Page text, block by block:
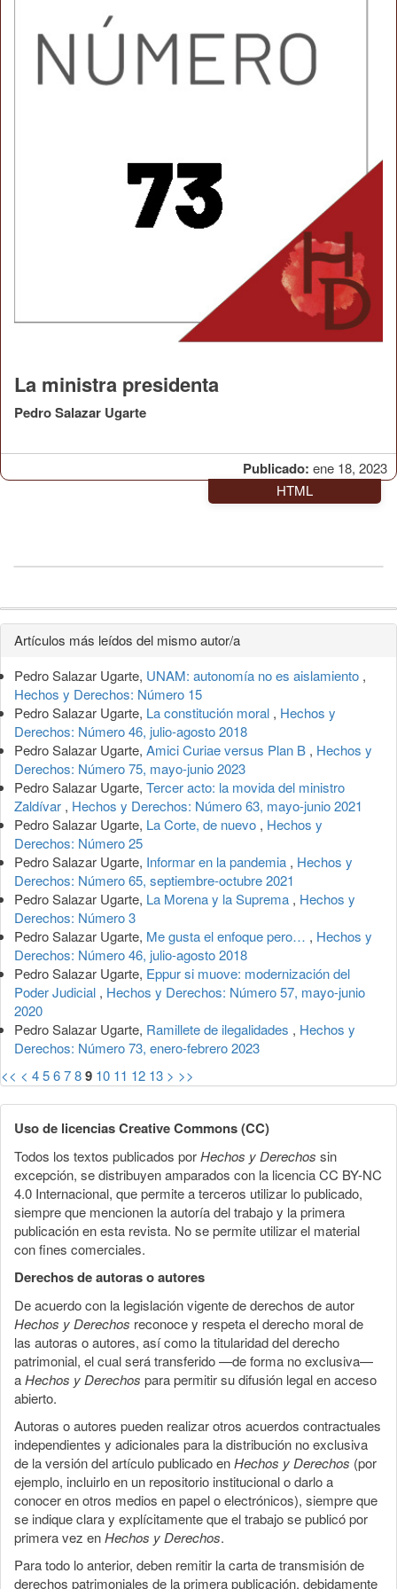
Publicado: ene 18, 2023
La ministra presidenta
Pedro Salazar Ugarte
HTML
Detalles
del
artículo
Artículos más leídos del mismo autor/a
Pedro Salazar Ugarte, UNAM: autonomía no es aislamiento ,
Hechos y Derechos: Número 15
Pedro Salazar Ugarte, La constitución moral , Hechos y
Derechos: Número 46, julio-agosto 2018
Pedro Salazar Ugarte, Amici Curiae versus Plan B , Hechos y
Derechos: Número 75, mayo-junio 2023
Pedro Salazar Ugarte, Tercer acto: la movida del ministro
Zaldívar , Hechos y Derechos: Número 63, mayo-junio 2021
Pedro Salazar Ugarte, La Corte, de nuevo , Hechos y
Derechos: Número 25
Pedro Salazar Ugarte, Informar en la pandemia , Hechos y
Derechos: Número 65, septiembre-octubre 2021
Pedro Salazar Ugarte, La Morena y la Suprema , Hechos y
Derechos: Número 3
Pedro Salazar Ugarte, Me gusta el enfoque pero… , Hechos y
Derechos: Número 46, julio-agosto 2018
Pedro Salazar Ugarte, Eppur si muove: modernización del
Poder Judicial , Hechos y Derechos: Número 57, mayo-junio
2020
Pedro Salazar Ugarte, Ramillete de ilegalidades , Hechos y
Derechos: Número 73, enero-febrero 2023
<< < 456789 10 11 12 13 > >>
Uso de licencias Creative Commons (CC)
Todos los textos publicados porHechos y Derechos sin
excepción, se distribuyen amparados con la licencia CC BY-NC
4.0 Internacional, que permite a terceros utilizar lo publicado,
siempre que mencionen la autoría del trabajo y la primera
publicación en esta revista. No se permite utilizar el material
con fines comerciales.
Derechos de autoras o autores
De acuerdo con la legislación vigente de derechos de autor
Hechos y Derechos reconoce y respeta el derecho moral de
las autoras o autores, así como la titularidad del derecho
patrimonial, el cual será transferido —de forma no exclusiva—
aHechos y Derechos para permitir su difusión legal en acceso
abierto.
Autoras o autores pueden realizar otros acuerdos contractuales
independientes y adicionales para la distribución no exclusiva
de la versión del artículo publicado enHechos y Derechos (por
ejemplo, incluirlo en un repositorio institucional o darlo a
conocer en otros medios en papel o electrónicos), siempre que
se indique clara y explícitamente que el trabajo se publicó por
primera vez enHechos y Derechos.
Para todo lo anterior, deben remitir la carta de transmisión de
derechos patrimoniales de la primera publicación, debidamente